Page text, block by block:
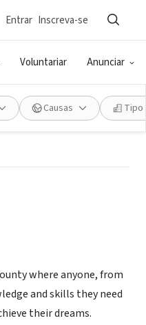
Voluntariar Anunciar
Entrar Inscreva-se
Causas Tipo
Inc.
where anyone, from
and skills they need
their dreams.